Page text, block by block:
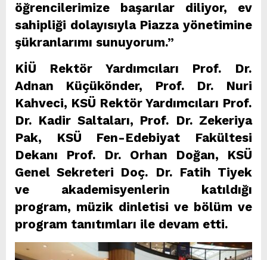
öğrencilerimize başarılar diliyor, ev
sahipliği dolayısıyla Piazza yönetimine
şükranlarımı sunuyorum.”
KİÜ Rektör Yardımcıları Prof. Dr.
Adnan Küçükönder, Prof. Dr. Nuri
Kahveci, KSÜ Rektör Yardımcıları Prof.
Dr. Kadir Saltaları, Prof. Dr. Zekeriya
Pak, KSÜ Fen-Edebiyat Fakültesi
Dekanı Prof. Dr. Orhan Doğan, KSÜ
Genel Sekreteri Doç. Dr. Fatih Tiyek
ve akademisyenlerin katıldığı
program, müzik dinletisi ve bölüm ve
program tanıtımları ile devam etti.